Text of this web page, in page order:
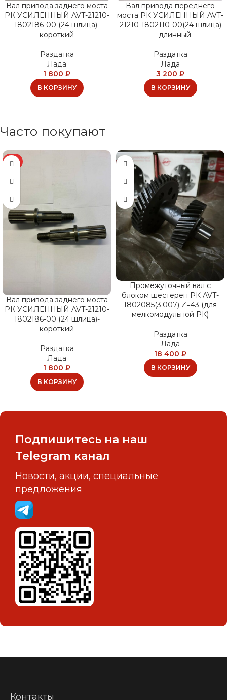
Вал привода заднего моста
РК УСИЛЕННЫЙ AVT-21210-
1802186-00 (24 шлица)-
короткий
Раздатка
Лада
1 800 ₽
В КОРЗИНУ
Вал привода переднего
моста РК УСИЛЕННЫЙ AVT-
21210-1802110-00(24 шлица)
— длинный
Раздатка
Лада
3 200 ₽
В КОРЗИНУ
Часто покупают
ХИТ
Вал привода заднего моста
РК УСИЛЕННЫЙ AVT-21210-
1802186-00 (24 шлица)-
короткий
Раздатка
Лада
1 800 ₽
В КОРЗИНУ
Промежуточный вал с
блоком шестерен РК AVT-
1802085(3.007) Z=43 (для
мелкомодульной РК)
Раздатка
Лада
18 400 ₽
В КОРЗИНУ
Подпишитесь на наш
Telegram канал
Новости, акции, специальные
предложения
Контакты